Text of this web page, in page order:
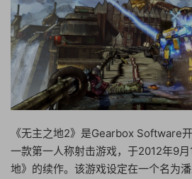
《无主之地2》是Gearbox Software
一款第一人称射击游戏，于2012年9
地》的续作。该游戏设定在一个名为